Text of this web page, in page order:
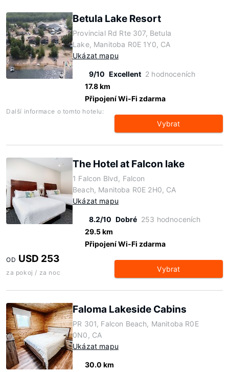
Betula Lake Resort
Provincial Rd Rte 307, Betula
Lake, Manitoba R0E 1Y0, CA
Ukázat mapu
9/10 Excellent 2 hodnoceních
17.8 km
Připojení Wi-Fi zdarma
Další informace o tomto hotelu:
Vybrat
The Hotel at Falcon lake
1 Falcon Blvd, Falcon
Beach, Manitoba R0E 2H0, CA
Ukázat mapu
8.2/10 Dobré 253 hodnoceních
29.5 km
Připojení Wi-Fi zdarma
OD USD 253
za pokoj / za noc Vybrat
Faloma Lakeside Cabins
PR 301, Falcon Beach, Manitoba R0E
0N0, CA
Ukázat mapu
30.0 km